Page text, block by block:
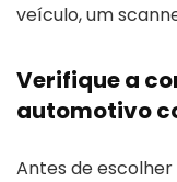
veículo, um
Verifique a
automotivo
Antes de